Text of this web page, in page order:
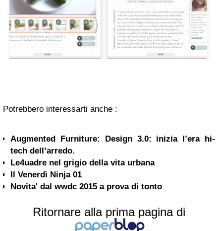
Potrebbero interessarti anche :
Augmented Furniture: Design 3.0: inizia l’era hi-
tech dell’arredo.
Le4uadre nel grigio della vita urbana
Il Venerdì Ninja 01
Novita' dal wwdc 2015 a prova di tonto
Ritornare alla prima pagina di